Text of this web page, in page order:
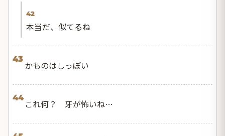
42
本当だ、似てるね
43
かものはしっぽい
44
これ何？ 牙が怖いね…